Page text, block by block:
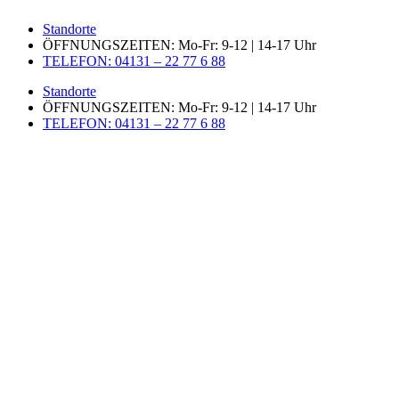
Inhalt
springen
Standorte
ÖFFNUNGSZEITEN: Mo-Fr: 9-12 | 14-17 Uhr
TELEFON: 04131 – 22 77 6 88
Standorte
ÖFFNUNGSZEITEN: Mo-Fr: 9-12 | 14-17 Uhr
TELEFON: 04131 – 22 77 6 88